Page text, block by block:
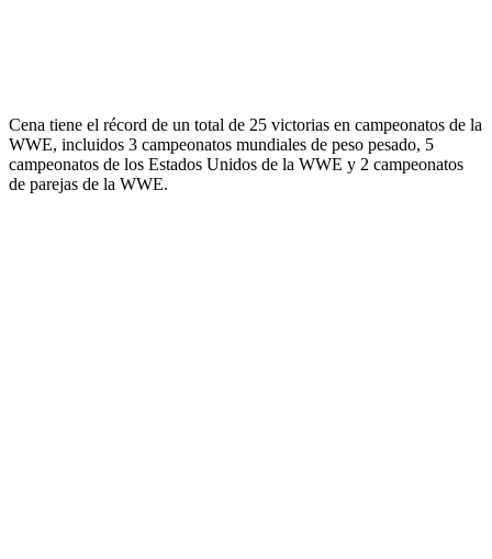
Cena tiene el récord de un total de 25 victorias en campeonatos de la
WWE, incluidos 3 campeonatos mundiales de peso pesado, 5
campeonatos de los Estados Unidos de la WWE y 2 campeonatos
de parejas de la WWE.